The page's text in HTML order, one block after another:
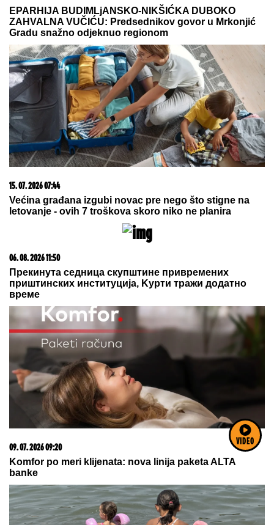
VIDEO
200.000 EVRA i USLOVI za povratak
u Elitu 10 ŠOKIRALI JAVNOST
by Aklamator
20. 07. 2026 08:04
REGISTRUJ SE UZ PROMO KOD CASINO Preuzmi
1500 BESPLATNIH SPINOVA
06. 08. 2026 09:39
Marija (3) se igrala u dvorištu i samo je nestala: Posle
42 godine otac je pronašao, zanemeo je kada je saznao
gde je bila